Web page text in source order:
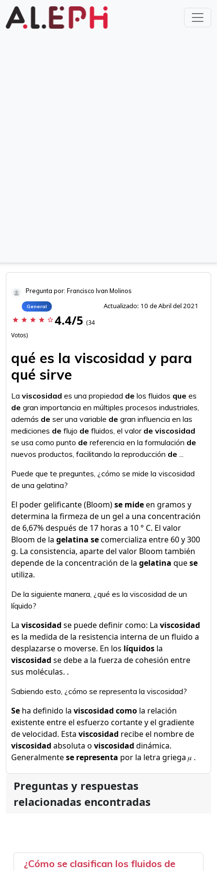
Pregunta por: Francisco Ivan Molinos
General Actualizado: 10 de Abril del 2021
star star star star star_border 4.4/5 (34
Votos)
qué es la viscosidad y para
qué sirve
La viscosidad es una propiedad de los fluidos que es
de gran importancia en múltiples procesos industriales,
además de ser una variable de gran influencia en las
mediciones de flujo de fluidos, el valor de viscosidad
se usa como punto de referencia en la formulación de
nuevos productos, facilitando la reproducción de ...
Puede que te preguntes, ¿cómo se mide la viscosidad
de una gelatina?
El poder gelificante (Bloom)se mideen gramos y
determina la firmeza de un gel a una concentración
de 6,67% después de 17 horas a 10 ° C. El valor
Bloom de la gelatina secomercializa entre 60 y 300
g. La consistencia, aparte del valor Bloom también
depende de la concentración de la gelatina quese
utiliza.
De la siguiente manera, ¿qué es la viscosidad de un
líquido?
La viscosidad se puede definir como: La viscosidad
es la medida de la resistencia interna de un fluido a
desplazarse o moverse. En los líquidos la
viscosidad se debe a la fuerza de cohesión entre
sus moléculas. .
Sabiendo esto, ¿cómo se representa la viscosidad?
Se ha definido la viscosidad como la relación
existente entre el esfuerzo cortante y el gradiente
de velocidad. Esta viscosidad recibe el nombre de
viscosidad absoluta o viscosidad dinámica.
Generalmentese representa por la letra griega 𝜇 .
Preguntas y respuestas
relacionadas encontradas
¿Cómo se clasifican los fluidos de